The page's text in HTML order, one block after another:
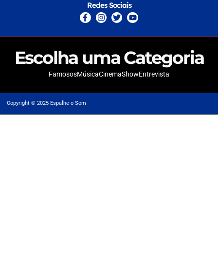
Redes Sociais
Escolha uma Categoria
FamososMúsicaCinemaShowEntrevista
Copyright © 2025 Espalhe o Som